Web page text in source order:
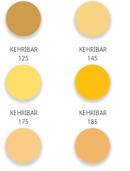
KEHRİBAR
125
KEHRİBAR
145
KEHRİBAR
175
KEHRİBAR
185